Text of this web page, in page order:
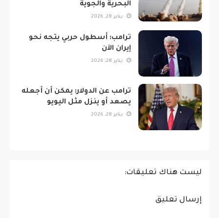
البحرية والجوية
يناير 28, 2026
ترامب: أسطول حربي يتجه نحو
إيران الآن
يناير 28, 2026
ترامب عن الدولار: يمكن أن أجعله
يصعد أو ينزل مثل اليويو
يناير 28, 2026
ليست هناك تعليقات:
إرسال تعليق